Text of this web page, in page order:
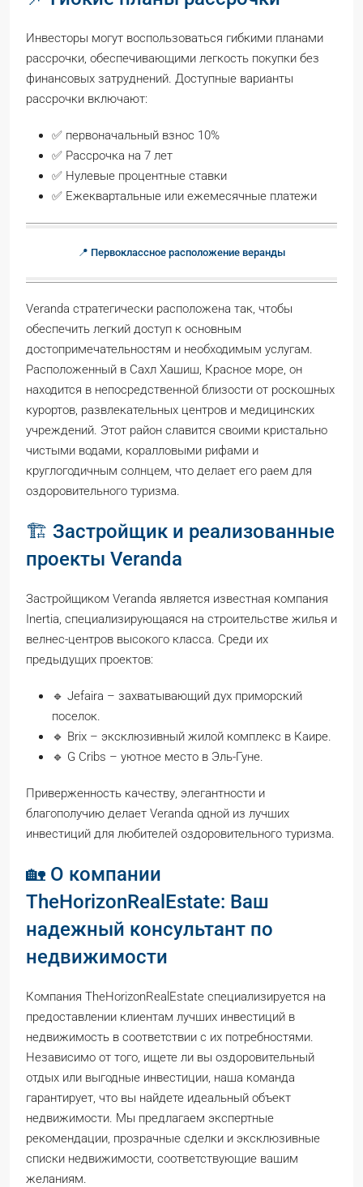
Инвесторы могут воспользоваться гибкими планами
рассрочки, обеспечивающими легкость покупки без
финансовых затруднений. Доступные варианты
рассрочки включают:
✅ первоначальный взнос 10%
✅ Рассрочка на 7 лет
✅ Нулевые процентные ставки
✅ Ежеквартальные или ежемесячные платежи
📍 Первоклассное расположение веранды
Veranda стратегически расположена так, чтобы
обеспечить легкий доступ к основным
достопримечательностям и необходимым услугам.
Расположенный в Сахл Хашиш, Красное море, он
находится в непосредственной близости от роскошных
курортов, развлекательных центров и медицинских
учреждений. Этот район славится своими кристально
чистыми водами, коралловыми рифами и
круглогодичным солнцем, что делает его раем для
оздоровительного туризма.
🏗️ Застройщик и реализованные
проекты Veranda
Застройщиком Veranda является известная компания
Inertia, специализирующаяся на строительстве жилья и
велнес-центров высокого класса. Среди их
предыдущих проектов:
🔹 Jefaira – захватывающий дух приморский
поселок.
🔹 Brix – эксклюзивный жилой комплекс в Каире.
🔹 G Cribs – уютное место в Эль-Гуне.
Приверженность качеству, элегантности и
благополучию делает Veranda одной из лучших
инвестиций для любителей оздоровительного туризма.
🏡 О компании
TheHorizonRealEstate: Ваш
надежный консультант по
недвижимости
Компания TheHorizonRealEstate специализируется на
предоставлении клиентам лучших инвестиций в
недвижимость в соответствии с их потребностями.
Независимо от того, ищете ли вы оздоровительный
отдых или выгодные инвестиции, наша команда
гарантирует, что вы найдете идеальный объект
недвижимости. Мы предлагаем экспертные
рекомендации, прозрачные сделки и эксклюзивные
списки недвижимости, соответствующие вашим
желаниям.